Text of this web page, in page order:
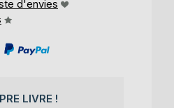
d'envies
LIVRE !